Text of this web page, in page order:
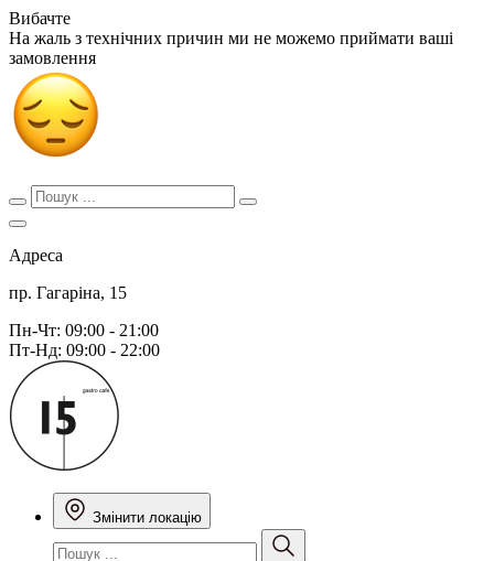
Вибачте
На жаль з технічних причин ми не можемо приймати ваші
замовлення
Адреса
пр. Гагаріна, 15
Пн-Чт: 09:00 - 21:00
Пт-Нд: 09:00 - 22:00
Змінити локацію